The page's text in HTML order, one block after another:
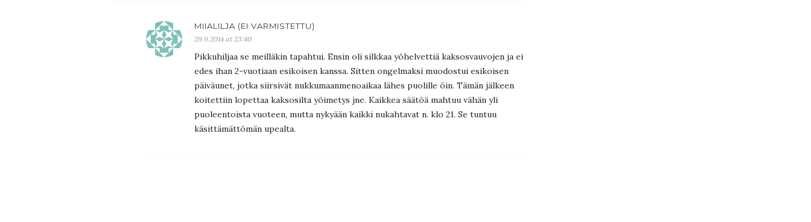
MIIALILJA (EI VARMISTETTU)
29.9.2014 at 23:40
Pikkuhiljaa se meilläkin tapahtui. Ensin oli silkkaa yöhelvettiä kaksosvauvojen ja ei
edes ihan 2-vuotiaan esikoisen kanssa. Sitten ongelmaksi muodostui esikoisen
päiväunet, jotka siirsivät nukkumaanmenoaikaa lähes puolille öin. Tämän jälkeen
koitettiin lopettaa kaksosilta yöimetys jne. Kaikkea säätöä mahtuu vähän yli
puoleentoista vuoteen, mutta nykyään kaikki nukahtavat n. klo 21. Se tuntuu
käsittämättömän upealta.